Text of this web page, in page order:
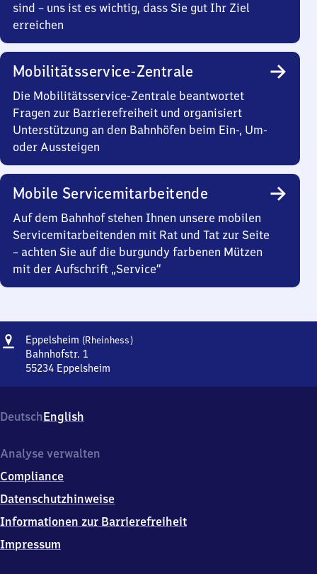
sind – uns ist es wichtig, dass Sie gut Ihr Ziel
erreichen
Mobilitätsservice-Zentrale
Die Mobilitätsservice-Zentrale beantwortet
Fragen zur Barrierefreiheit und organisiert
Unterstützung an den Bahnhöfen beim Ein-, Um-
oder Aussteigen
Mobile Servicemitarbeitende
Auf dem Bahnhof stehen Ihnen unsere mobilen
Servicemitarbeitenden mit Rat und Tat zur Seite
– achten Sie auf die burgundy farbenen Mützen
mit der Aufschrift „Service“
Adresse
Eppelsheim (Rheinhess)Eppelsheim
Bahnhofstr. 1
55234 Eppelsheim
Bahnhofstr.
1,
5
3
4
DeutschEnglish
Analyse verwalten
Compliance
Datenschutzhinweise
Informationen zur Barrierefreiheit
Impressum